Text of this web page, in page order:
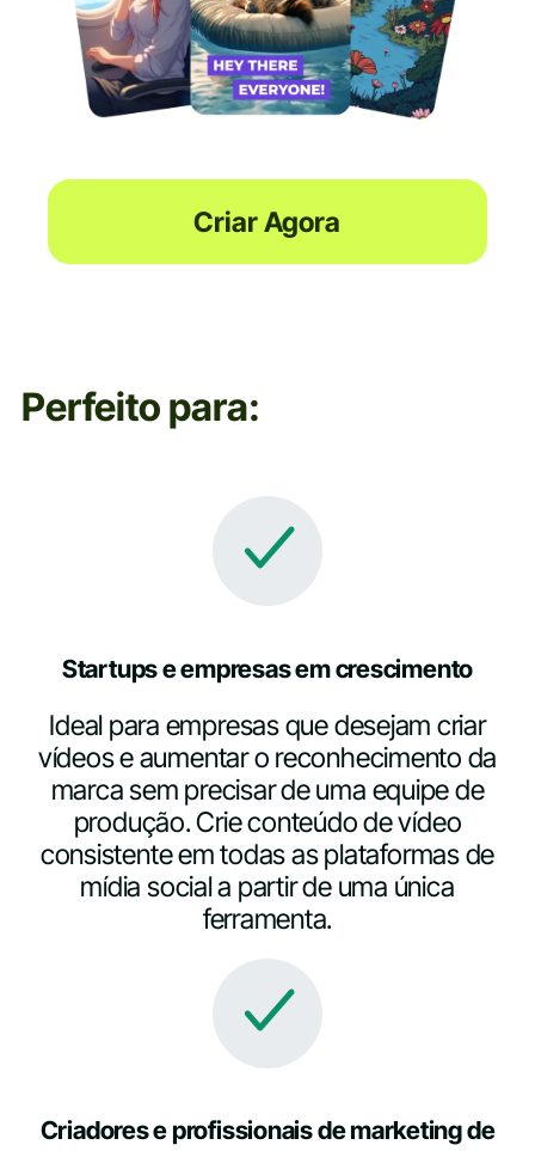
Criar Agora
Perfeito para:
Startups e empresas em crescimento
Ideal para empresas que desejam criar
vídeos e aumentar o reconhecimento da
marca sem precisar de uma equipe de
produção. Crie conteúdo de vídeo
consistente em todas as plataformas de
mídia social a partir de uma única
ferramenta.
Criadores e profissionais de marketing de